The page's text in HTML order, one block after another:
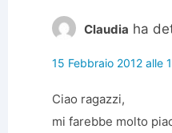
Claudia ha
15 Febbraio 2012 alle
Ciao ragazzi,
mi farebbe molto